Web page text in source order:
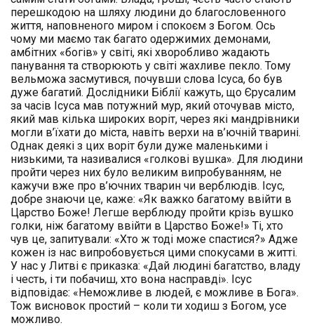
перешкодою на шляху людини до благословенного
життя, наповненого миром і спокоєм з Богом. Ось
чому ми маємо так багато одержимих демонами,
амбітних «богів» у світі, які хворобливо жадають
панування та створюють у світі жахливе пекло. Тому
вельможа засмутився, почувши слова Ісуса, бо був
дуже багатий. Дослідники Біблії кажуть, що Єрусалим
за часів Ісуса мав потужний мур, який оточував місто,
який мав кілька широких воріт, через які мандрівники
могли в’їхати до міста, навіть верхи на в’ючній тварині.
Однак деякі з цих воріт були дуже маленькими і
низькими, та називалися «голкові вушка». Для людини
пройти через них було великим випробуванням, не
кажучи вже про в’ючних тварин чи верблюдів. Ісус,
добре знаючи це, каже: «Як важко багатому ввійти в
Царство Боже! Легше верблюду пройти крізь вушко
голки, ніж багатому ввійти в Царство Боже!» Ті, хто
чув це, запитували: «Хто ж тоді може спастися?» Адже
кожен із нас випробовується цими спокусами в житті.
У нас у Литві є приказка: «Дай людині багатство, владу
і честь, і ти побачиш, хто вона насправді». Ісус
відповідає: «Неможливе в людей, є можливе в Бога».
Тож висновок простий – коли ти ходиш з Богом, усе
можливо.